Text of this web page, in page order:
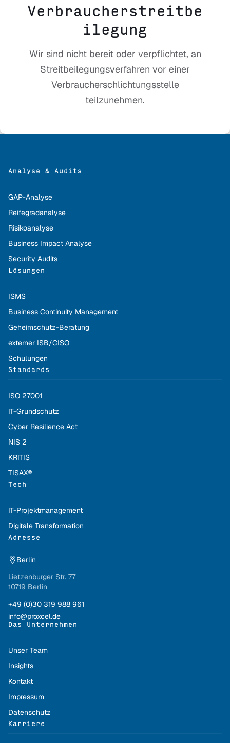
Verbraucherstreitbe
ilegung
Wir sind nicht bereit oder verpflichtet, an
Streitbeilegungsverfahren vor einer
Verbraucherschlichtungsstelle
teilzunehmen.
Analyse & Audits
GAP-Analyse
Reifegradanalyse
Risikoanalyse
Business Impact Analyse
Security Audits
Lösungen
ISMS
Business Continuity Management
Geheimschutz-Beratung
externer ISB/CISO
Schulungen
Standards
ISO 27001
IT-Grundschutz
Cyber Resilience Act
NIS 2
KRITIS
TISAX®
Tech
IT-Projektmanagement
Digitale Transformation
Adresse
Berlin
Lietzenburger Str. 77
10719 Berlin
+49 (0)30 319 988 961
info@proxcel.de
Das Unternehmen
Unser Team
Insights
Kontakt
Impressum
Datenschutz
Karriere